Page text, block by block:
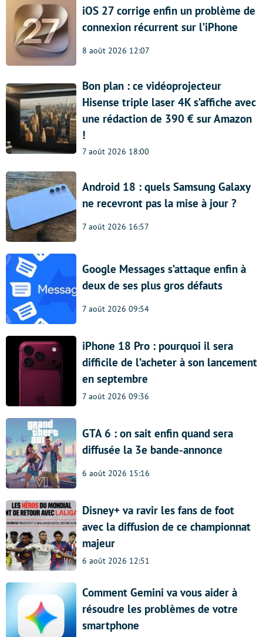
iOS 27 corrige enfin un problème de
connexion récurrent sur l’iPhone
8 août 2026 12:07
Bon plan : ce vidéoprojecteur
Hisense triple laser 4K s’affiche avec
une rédaction de 390 € sur Amazon
!
7 août 2026 18:00
Android 18 : quels Samsung Galaxy
ne recevront pas la mise à jour ?
7 août 2026 16:57
Google Messages s’attaque enfin à
deux de ses plus gros défauts
7 août 2026 09:54
iPhone 18 Pro : pourquoi il sera
difficile de l’acheter à son lancement
en septembre
7 août 2026 09:36
GTA 6 : on sait enfin quand sera
diffusée la 3e bande-annonce
6 août 2026 15:16
Disney+ va ravir les fans de foot
avec la diffusion de ce championnat
majeur
6 août 2026 12:51
Comment Gemini va vous aider à
résoudre les problèmes de votre
smartphone